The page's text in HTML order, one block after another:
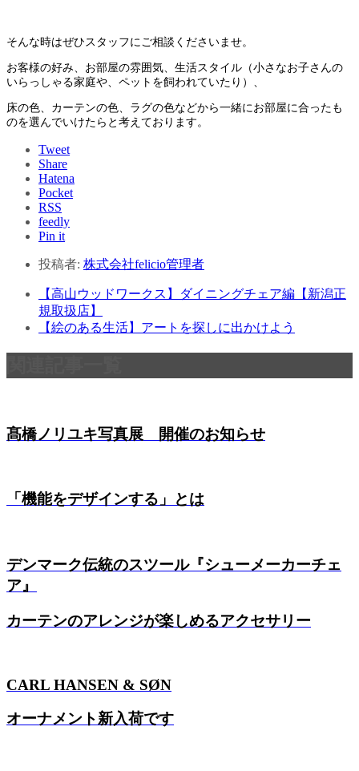
そんな時はぜひスタッフにご相談くださいませ。
お客様の好み、お部屋の雰囲気、生活スタイル（小さなお子さんの
いらっしゃる家庭や、ペットを飼われていたり）、
床の色、カーテンの色、ラグの色などから一緒にお部屋に合ったも
のを選んでいけたらと考えております。
Tweet
Share
Hatena
Pocket
RSS
feedly
Pin it
投稿者: 株式会社felicio管理者
【高山ウッドワークス】ダイニングチェア編【新潟正
規取扱店】
【絵のある生活】アートを探しに出かけよう
髙橋ノリユキ写真展 開催のお知らせ
「機能をデザインする」とは
デンマーク伝統のスツール『シューメーカーチェ
ア』
カーテンのアレンジが楽しめるアクセサリー
CARL HANSEN & SØN
オーナメント新入荷です